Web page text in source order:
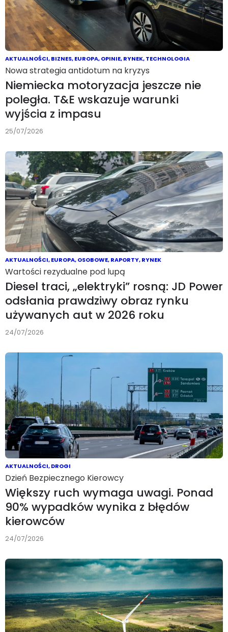
AKTUALNOŚCI,BIZNES,EUROPA,OPINIE,RYNEK,TECHNOLOGIA
Nowa strategia antidotum na kryzys
Niemiecka motoryzacja jeszcze nie
poległa. T&E wskazuje warunki
wyjścia z impasu
25/07/2026
AKTUALNOŚCI,EUROPA,OSOBOWE,RAPORTY,RYNEK
Wartości rezydualne pod lupą
Diesel traci, „elektryki” rosną: JD Power
odsłania prawdziwy obraz rynku
używanych aut w 2026 roku
24/07/2026
AKTUALNOŚCI,DROGI
Dzień Bezpiecznego Kierowcy
Większy ruch wymaga uwagi. Ponad
90% wypadków wynika z błędów
kierowców
24/07/2026